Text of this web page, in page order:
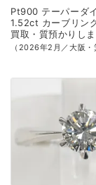
Pt900 テーパーダ
1.52ct カーブリン
買取・質預かり し
（2026年2月／大阪・